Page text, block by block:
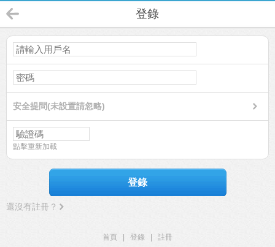
登錄
安全提問(未設置請忽略)
點擊重新加載
登錄
還沒有註冊？
首頁 登錄
註冊